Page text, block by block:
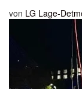
von LG Lage-